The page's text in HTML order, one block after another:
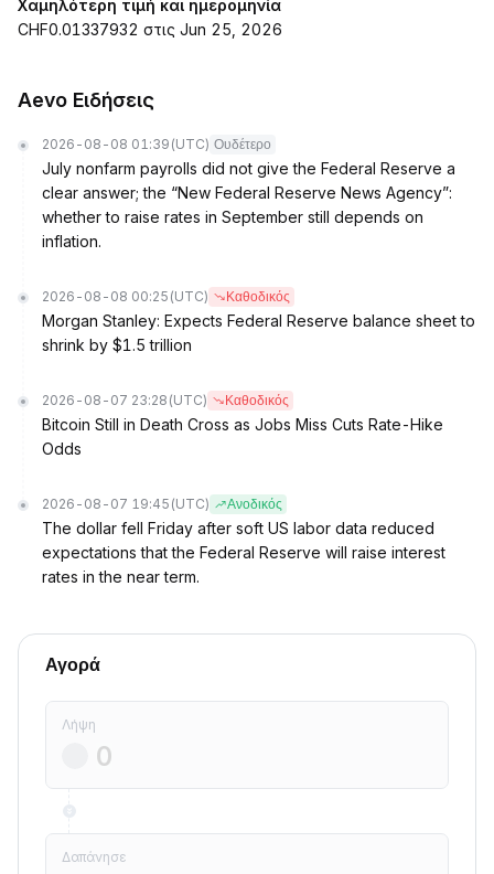
Χαμηλότερη τιμή και ημερομηνία
CHF0.01337932 στις Jun 25, 2026
Aevo Ειδήσεις
2026-08-08 01:39 (UTC) Ουδέτερο
July nonfarm payrolls did not give the Federal Reserve a
clear answer; the “New Federal Reserve News Agency”:
whether to raise rates in September still depends on
inflation.
2026-08-08 00:25 (UTC) Καθοδικός
Morgan Stanley: Expects Federal Reserve balance sheet to
shrink by $1.5 trillion
2026-08-07 23:28 (UTC) Καθοδικός
Bitcoin Still in Death Cross as Jobs Miss Cuts Rate-Hike
Odds
2026-08-07 19:45 (UTC) Ανοδικός
The dollar fell Friday after soft US labor data reduced
expectations that the Federal Reserve will raise interest
rates in the near term.
Αγορά
Λήψη
Δαπάνησε